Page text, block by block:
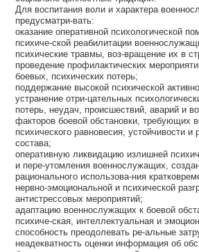
Для воспитания воли и характера
предусматри-вать:
оказание оперативной психологической
психиче-ской реабилитации
психические травмы, воз-вращение их в
проведение профилактических
боевых, психических потерь;
поддержание высокой психической
устранение отри-цательных
потерь, неудач, происшествий, аварий и
факторов боевой обстановки, требующих
психического равновесия, устойчивости и
состава;
оперативную ликвидацию излишней
и пере-утомления военнослужащих,
рационального использова-ния
нервно-эмоциональной и психической
антистрессовых мероприятий;
адаптацию военнослужащих к боевой
психиче-ская, интеллектуальная и
способность преодолевать ре-альные
неадекватность оценки информация об